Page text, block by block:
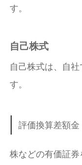
す。
自己株式
自己株式は、自
す。
評価換算差額金
株などの有価証